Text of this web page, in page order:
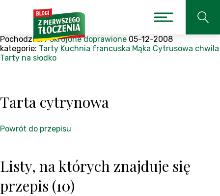
Pochodzi z:Pokrojone doprawione 05-12-2008
kategorie: Tarty Kuchnia francuska Mąka Cytrusowa chwila
Tarty na słodko
Tarta cytrynowa
Powrót do przepisu
Listy, na których znajduje się
przepis (10)